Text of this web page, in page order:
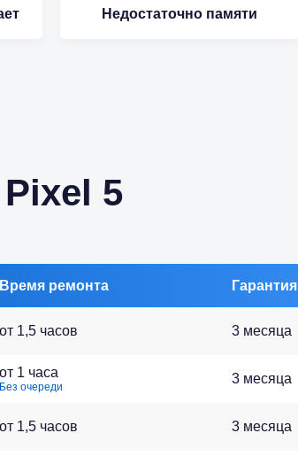
Недостаточно памяти
5
Время ремонта Гарантия
от 1,5 часов 3 месяца
от 1 часа
Без очереди
3 месяца
от 1,5 часов 3 месяца